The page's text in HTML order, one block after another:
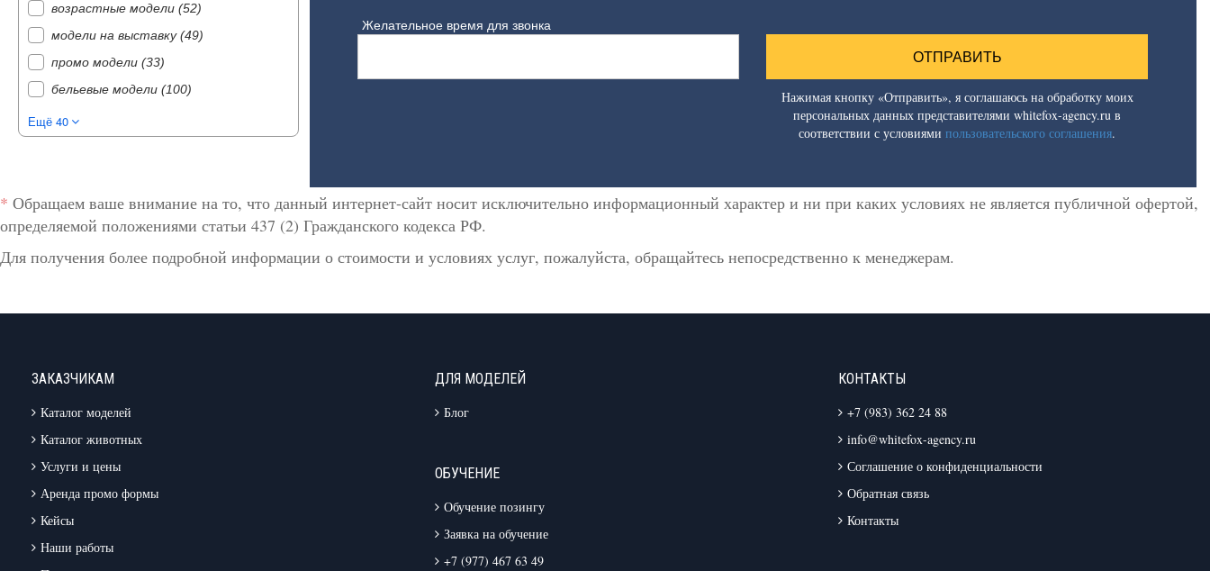
возрастные модели (52)
модели на выставку (49)
промо модели (33)
бельевые модели (100)
Ещё 40
Желательное время для звонка
Нажимая кнопку «Отправить», я соглашаюсь на обработку моих
персональных данных представителями whitefox-agency.ru в
соответствии с условиямипользовательского соглашения.
* Обращаем ваше внимание на то, что данный интернет-сайт носит исключительно информационный характер и ни при каких условиях не является публичной офертой,
определяемой положениями статьи 437 (2) Гражданского кодекса РФ.
Для получения более подробной информации о стоимости и условиях услуг, пожалуйста, обращайтесь непосредственно к менеджерам.
ЗАКАЗЧИКАМ
Каталог моделей
Каталог животных
Услуги и цены
Аренда промо формы
Кейсы
Наши работы
ДЛЯ МОДЕЛЕЙ
Блог
ОБУЧЕНИЕ
Обучение позингу
Заявка на обучение
+7 (977) 467 63 49
КОНТАКТЫ
+7 (983) 362 24 88
info@whitefox-agency.ru
Соглашение о конфиденциальности
Обратная связь
Контакты